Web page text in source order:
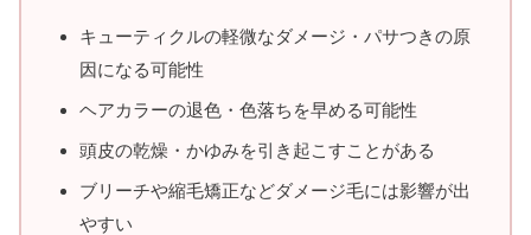
キューティクルの軽微なダメージ・パサつきの原
因になる可能性
ヘアカラーの退色・色落ちを早める可能性
頭皮の乾燥・かゆみを引き起こすことがある
ブリーチや縮毛矯正などダメージ毛には影響が出
やすい